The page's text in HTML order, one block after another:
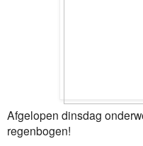
Afgelopen dinsdag
regenbogen!